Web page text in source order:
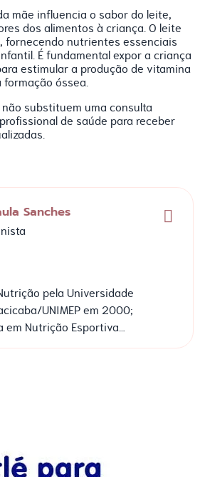
mãe influencia o sabor do leite,
dos alimentos à criança. O leite
fornecendo nutrientes essenciais
É fundamental expor a criança
estimular a produção de vitamina
óssea.
substituem uma consulta
de saúde para receber
Sanches
pela Universidade
UNIMEP em 2000;
Nutrição Esportiva
Curie Paris VI - Paris);